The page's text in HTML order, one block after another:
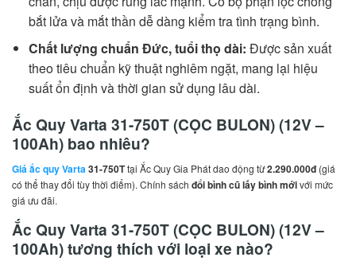
bắt lửa và mắt thần dễ dàng kiểm tra tình trạng bình.
Chất lượng chuẩn Đức, tuổi thọ dài: Được sản xuất
theo tiêu chuẩn kỹ thuật nghiêm ngặt, mang lại hiệu
suất ổn định và thời gian sử dụng lâu dài.
Ắc Quy Varta 31-750T (CỌC BULON) (12V –
100Ah) bao nhiêu?
Giá ắc quy Varta 31-750Ttại Ắc Quy Gia Phát dao động từ2.290.000đ(giá
có thể thay đổi tùy thời điểm). Chính sách đổi bình cũ lấy bình mớivới mức
giá ưu đãi.
Ắc Quy Varta 31-750T (CỌC BULON) (12V –
100Ah) tương thích với loại xe nào?